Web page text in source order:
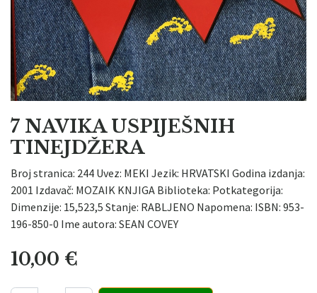
7 NAVIKA USPIJEŠNIH
TINEJDŽERA
Broj stranica: 244 Uvez: MEKI Jezik: HRVATSKI Godina izdanja:
2001 Izdavač: MOZAIK KNJIGA Biblioteka: Potkategorija:
Dimenzije: 15,523,5 Stanje: RABLJENO Napomena: ISBN: 953-
196-850-0 Ime autora: SEAN COVEY
10,00 €